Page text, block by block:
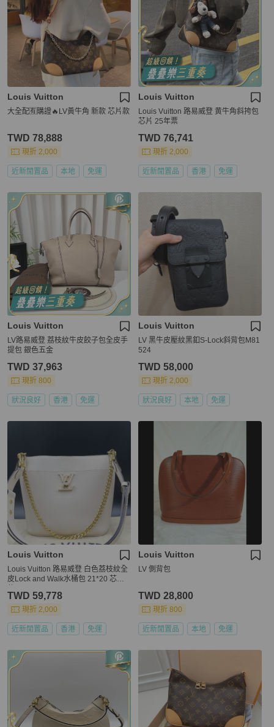
Louis Vuitton
大全配🈶️購證🔥LV黃牛角 新款 芯片款
TWD 78,888
現折 2,000
近新閒置品 本地 免運
Louis Vuitton
Louis Vuitton 路易威登 黄牛角斜挎包
芯片 25年票
TWD 76,741
現折 2,000
近新閒置品 香港 免運
Louis Vuitton
LV路易威登 荔枝紋牛皮餃子包全皮手
提包 銀色五金
TWD 37,963
現折 800
狀況良好 香港 免運
Louis Vuitton
LV 黑牛皮壓紋黑釦S-Lock斜背包M81
524
TWD 58,000
現折 2,000
狀況良好 本地 免運
Louis Vuitton
Louis Vuitton 路易威登 白色荔枝紋全
皮Lock and Walk水桶包 21*20 芯片
TWD 59,778
現折 2,000
近新閒置品 香港 免運
Louis Vuitton
LV 側背包
TWD 28,800
現折 800
近新閒置品 本地 免運